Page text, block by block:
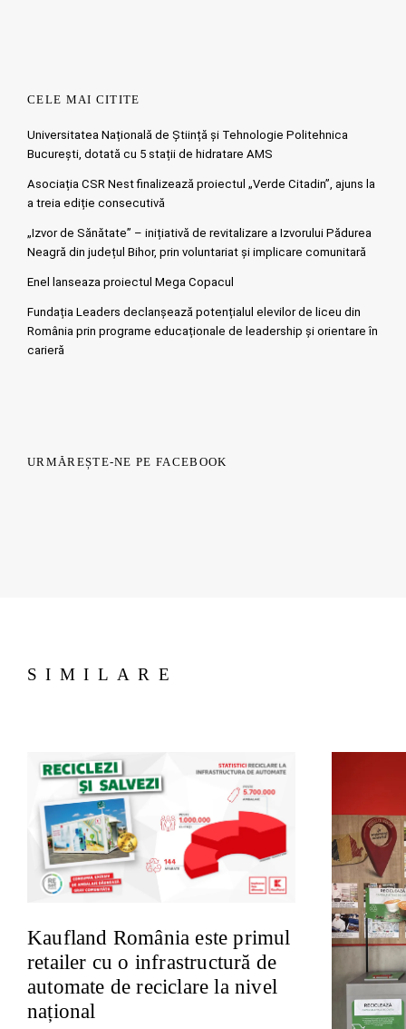
CELE MAI CITITE
Universitatea Națională de Știință și Tehnologie Politehnica
București, dotată cu 5 stații de hidratare AMS
Asociația CSR Nest finalizează proiectul „Verde Citadin”, ajuns la
a treia ediție consecutivă
„Izvor de Sănătate” – inițiativă de revitalizare a Izvorului Pădurea
Neagră din județul Bihor, prin voluntariat și implicare comunitară
Enel lanseaza proiectul Mega Copacul
Fundația Leaders declanșează potențialul elevilor de liceu din
România prin programe educaționale de leadership și orientare în
carieră
URMĂREȘTE-NE PE FACEBOOK
SIMILARE
Kaufland România este primul
retailer cu o infrastructură de
automate de reciclare la nivel
național